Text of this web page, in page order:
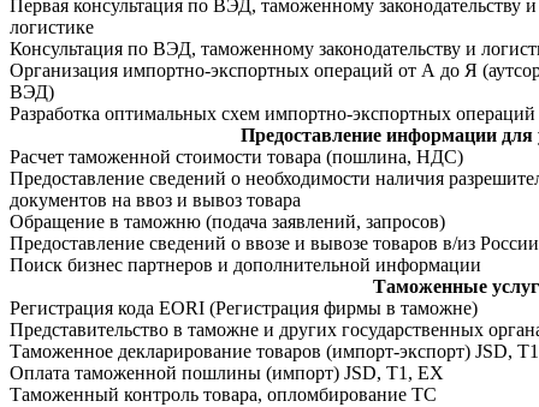
Первая консультация по ВЭД, таможенному законодательству и
логистике
Консультация по ВЭД, таможенному законодательству и
Организация импортно-экспортных операций от А до Я
ВЭД)
Разработка оптимальных схем импортно-экспортных операций
Предоставление информации
Расчет таможенной стоимости товара (пошлина, НДС)
Предоставление сведений о необходимости наличия
документов на ввоз и вывоз товара
Обращение в таможню (подача заявлений, запросов)
Предоставление сведений о ввозе и вывозе товаров в/из России
Поиск бизнес партнеров и дополнительной информации
Таможенные
Регистрация кода EORI (Регистрация фирмы в таможне)
Представительство в таможне и других государственных
Таможенное декларирование товаров (импорт-экспорт) JSD,
Оплата таможенной пошлины (импорт) JSD, T1, EX
Таможенный контроль товара, опломбирование ТС